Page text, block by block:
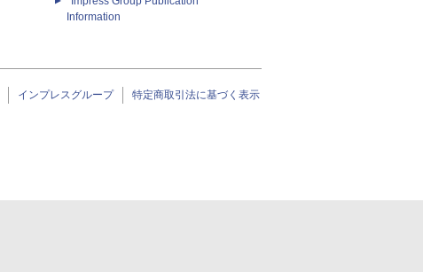
Information
インプレスグループ 特定商取引法に基づく表示